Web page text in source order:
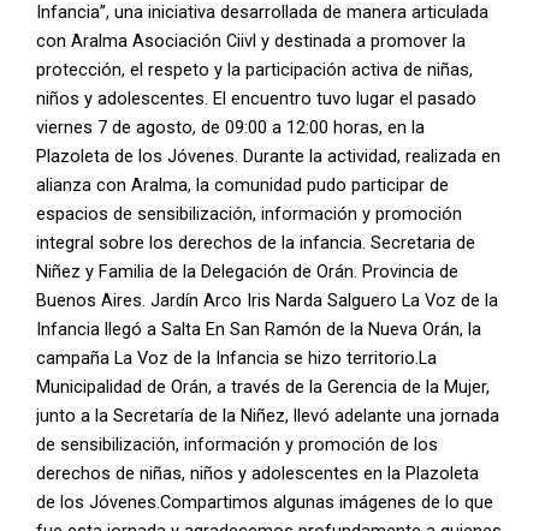
Infancia”, una iniciativa desarrollada de manera articulada
con Aralma Asociación Ciivl y destinada a promover la
protección, el respeto y la participación activa de niñas,
niños y adolescentes. El encuentro tuvo lugar el pasado
viernes 7 de agosto, de 09:00 a 12:00 horas, en la
Plazoleta de los Jóvenes. Durante la actividad, realizada en
alianza con Aralma, la comunidad pudo participar de
espacios de sensibilización, información y promoción
integral sobre los derechos de la infancia. Secretaria de
Niñez y Familia de la Delegación de Orán. Provincia de
Buenos Aires. Jardín Arco Iris Narda Salguero La Voz de la
Infancia llegó a Salta En San Ramón de la Nueva Orán, la
campaña La Voz de la Infancia se hizo territorio.La
Municipalidad de Orán, a través de la Gerencia de la Mujer,
junto a la Secretaría de la Niñez, llevó adelante una jornada
de sensibilización, información y promoción de los
derechos de niñas, niños y adolescentes en la Plazoleta
de los Jóvenes.Compartimos algunas imágenes de lo que